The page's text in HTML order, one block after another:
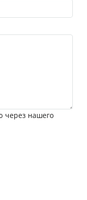
через нашего